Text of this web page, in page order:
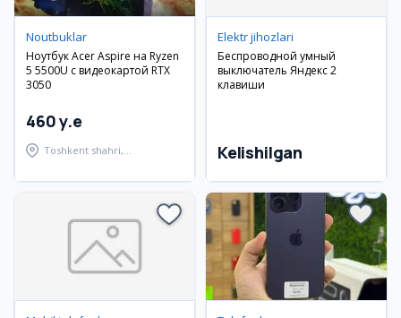
Noutbuklar
Ноутбук Acer Aspire на Ryzen
5 5500U с видеокартой RTX
3050
460 y.e
Toshkent shahri,
Elektr jihozlari
Беспроводной умный
выключатель Яндекс 2
клавиши
Kelishilgan